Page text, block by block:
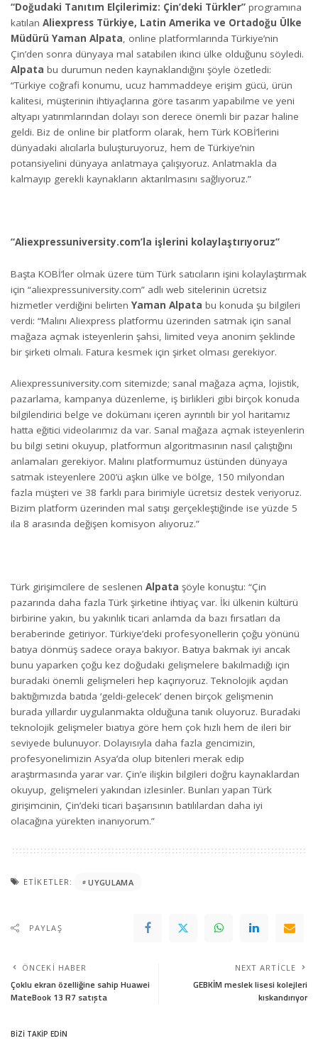
“Doğudaki Tanıtım Elçilerimiz: Çin’deki Türkler” programına
katılan Aliexpress Türkiye, Latin Amerika ve Ortadoğu Ülke
Müdürü Yaman Alpata, online platformlarında Türkiye’nin
Çin’den sonra dünyaya mal satabilen ikinci ülke olduğunu söyledi.
Alpata bu durumun neden kaynaklandığını şöyle özetledi:
“Türkiye coğrafi konumu, ucuz hammaddeye erişim gücü, ürün
kalitesi, müşterinin ihtiyaçlarına göre tasarım yapabilme ve yeni
altyapı yatırımlarından dolayı son derece önemli bir pazar haline
geldi. Biz de online bir platform olarak, hem Türk KOBİ’lerini
dünyadaki alıcılarla buluşturuyoruz, hem de Türkiye’nin
potansiyelini dünyaya anlatmaya çalışıyoruz. Anlatmakla da
kalmayıp gerekli kaynakların aktarılmasını sağlıyoruz.”
“Aliexpressuniversity.com’la işlerini kolaylaştırıyoruz”
Başta KOBİ’ler olmak üzere tüm Türk satıcıların işini kolaylaştırmak
için “aliexpressuniversity.com” adlı web sitelerinin ücretsiz
hizmetler verdiğini belirten Yaman Alpata bu konuda şu bilgileri
verdi: “Malını Aliexpress platformu üzerinden satmak için sanal
mağaza açmak isteyenlerin şahsi, limited veya anonim şeklinde
bir şirketi olmalı. Fatura kesmek için şirket olması gerekiyor.
Aliexpressuniversity.com sitemizde; sanal mağaza açma, lojistik,
pazarlama, kampanya düzenleme, iş birlikleri gibi birçok konuda
bilgilendirici belge ve dokümanı içeren ayrıntılı bir yol haritamız
hatta eğitici videolarımız da var. Sanal mağaza açmak isteyenlerin
bu bilgi setini okuyup, platformun algoritmasının nasıl çalıştığını
anlamaları gerekiyor. Malını platformumuz üstünden dünyaya
satmak isteyenlere 200’ü aşkın ülke ve bölge, 150 milyondan
fazla müşteri ve 38 farklı para birimiyle ücretsiz destek veriyoruz.
Bizim platform üzerinden mal satışı gerçekleştiğinde ise yüzde 5
ila 8 arasında değişen komisyon alıyoruz.”
Türk girişimcilere de seslenen Alpata şöyle konuştu: “Çin
pazarında daha fazla Türk şirketine ihtiyaç var. İki ülkenin kültürü
birbirine yakın, bu yakınlık ticari anlamda da bazı fırsatları da
beraberinde getiriyor. Türkiye’deki profesyonellerin çoğu yönünü
batıya dönmüş sadece oraya bakıyor. Batıya bakmak iyi ancak
bunu yaparken çoğu kez doğudaki gelişmelere bakılmadığı için
buradaki önemli gelişmeleri hep kaçırıyoruz. Teknolojik açıdan
baktığımızda batıda ‘geldi-gelecek’ denen birçok gelişmenin
burada yıllardır uygulanmakta olduğuna tanık oluyoruz. Buradaki
teknolojik gelişmeler bıatıya göre hem çok hızlı hem de ileri bir
seviyede bulunuyor. Dolayısıyla daha fazla gencimizin,
profesyonelimizin Asya’da olup bitenleri merak edip
araştırmasında yarar var. Çin’e ilişkin bilgileri doğru kaynaklardan
okuyup, gelişmeleri yakından izlesinler. Bunları yapan Türk
girişimcinin, Çin’deki ticari başarısının batılılardan daha iyi
olacağına yürekten inanıyorum.”
ETIKETLER: UYGULAMA
PAYLAŞ
ÖNCEKI HABER
Çoklu ekran özelliğine sahip Huawei
MateBook 13 R7 satışta
NEXT ARTICLE
GEBKİM meslek lisesi kolejleri
kıskandırıyor
BİZİ TAKİP EDİN